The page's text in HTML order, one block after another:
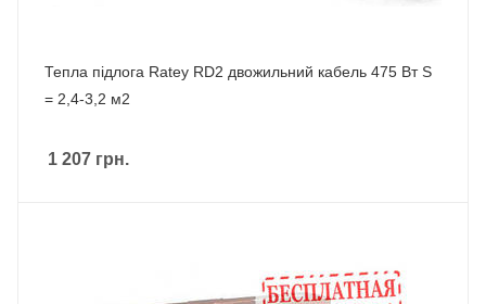
Тепла підлога Ratey RD2 двожильний кабель 475 Вт S
= 2,4-3,2 м2
1 207 грн.